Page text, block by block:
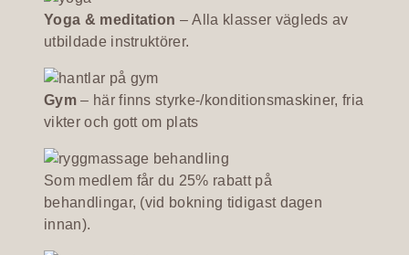
Yoga & meditation – Alla klasser vägleds av
utbildade instruktörer.
Gym– här finns styrke-/konditionsmaskiner, fria
vikter och gott om plats
Som medlem får du 25% rabatt på
behandlingar, (vid bokning tidigast dagen
innan).